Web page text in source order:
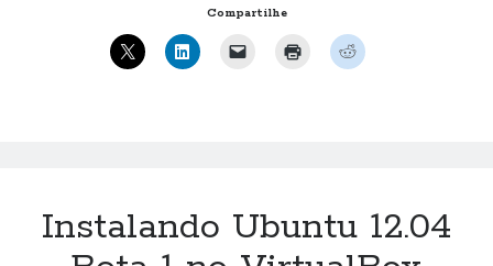
Beta
Compartilhe
Instalando Ubuntu 12.04